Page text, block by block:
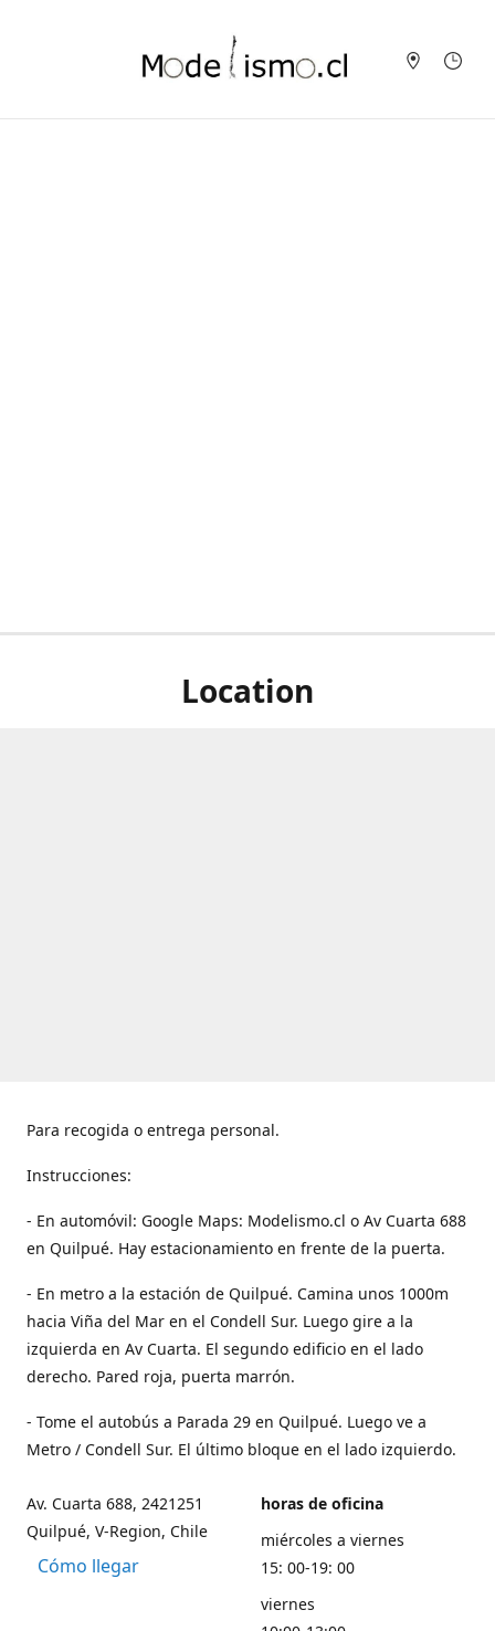
Location
Para recogida o entrega personal.
Instrucciones:
- En automóvil: Google Maps: Modelismo.cl o Av Cuarta 688
en Quilpué. Hay estacionamiento en frente de la puerta.
- En metro a la estación de Quilpué. Camina unos 1000m
hacia Viña del Mar en el Condell Sur. Luego gire a la
izquierda en Av Cuarta. El segundo edificio en el lado
derecho. Pared roja, puerta marrón.
- Tome el autobús a Parada 29 en Quilpué. Luego ve a
Metro / Condell Sur. El último bloque en el lado izquierdo.
Av. Cuarta 688, 2421251
Quilpué, V-Region, Chile
Cómo llegar
horas de oficina
miércoles a viernes
15: 00-19: 00
viernes